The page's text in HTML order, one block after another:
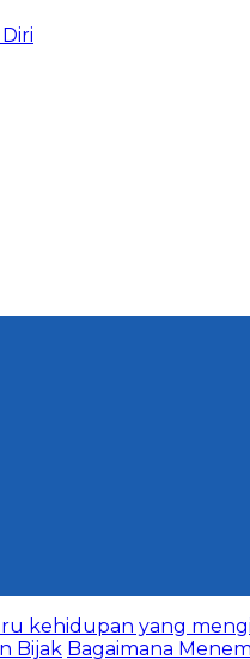
kehidupan yang
Bijak Bagaimana